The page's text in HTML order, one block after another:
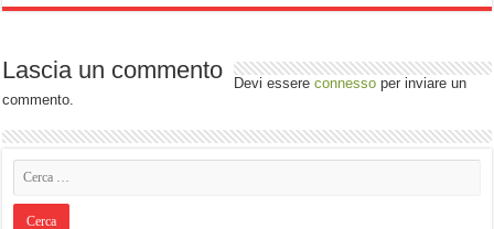
Lascia un commento Devi essereconnesso per inviare un
commento.